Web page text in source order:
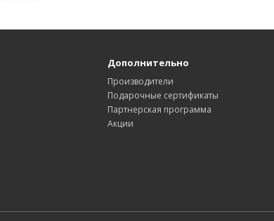
Дополнительно
Производители
Подарочные сертификаты
Партнерская программа
Акции